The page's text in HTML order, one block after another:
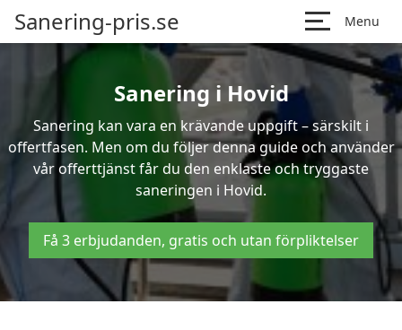
Sanering-pris.se Menu
Sanering i Hovid
Sanering kan vara en krävande uppgift – särskilt i
offertfasen. Men om du följer denna guide och använder
vår offerttjänst får du den enklaste och tryggaste
saneringen i Hovid.
Få 3 erbjudanden, gratis och utan förpliktelser